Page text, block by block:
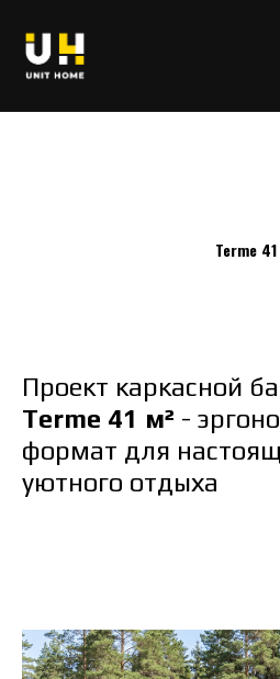
Terme 41
Проект каркасной
Terme 41 м² -
формат для
уютного отдыха